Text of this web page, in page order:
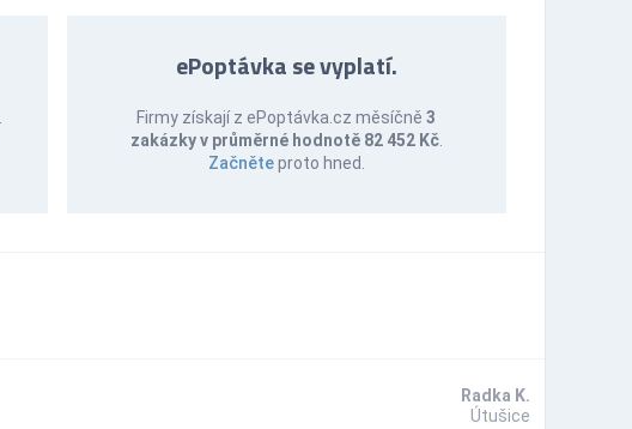
ePoptávka se vyplatí.
Firmy získají z ePoptávka.cz měsíčně3
zakázky v průměrné hodnotě 82 452 Kč.
Začněteproto hned.
Radka K.
Útušice